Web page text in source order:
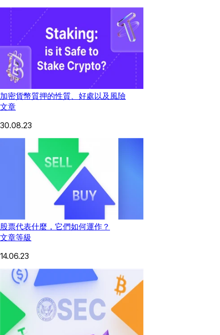
加密貨幣質押的性質、好處以及風險
文章
30.08.23
股票代表什麼，它們如何運作？
文章等級
14.06.23